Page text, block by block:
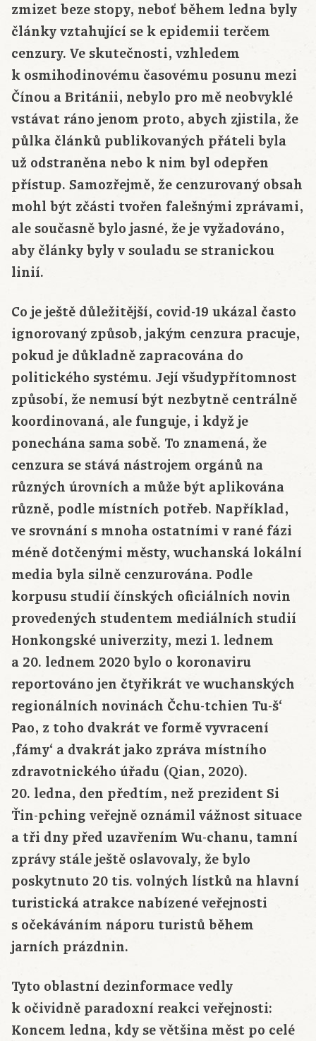
zmizet beze stopy, neboť během ledna byly
články vztahující se k epidemii terčem
cenzury. Ve skutečnosti, vzhledem
k osmihodinovému časovému posunu mezi
Čínou a Británii, nebylo pro mě neobvyklé
vstávat ráno jenom proto, abych zjistila, že
půlka článků publikovaných přáteli byla
už odstraněna nebo k nim byl odepřen
přístup. Samozřejmě, že cenzurovaný obsah
mohl být zčásti tvořen falešnými zprávami,
ale současně bylo jasné, že je vyžadováno,
aby články byly v souladu se stranickou
linií.
Co je ještě důležitější, covid-19 ukázal často
ignorovaný způsob, jakým cenzura pracuje,
pokud je důkladně zapracována do
politického systému. Její všudypřítomnost
způsobí, že nemusí být nezbytně centrálně
koordinovaná, ale funguje, i když je
ponechána sama sobě. To znamená, že
cenzura se stává nástrojem orgánů na
různých úrovních a může být aplikována
různě, podle místních potřeb. Například,
ve srovnání s mnoha ostatními v rané fázi
méně dotčenými městy, wuchanská lokální
media byla silně cenzurována. Podle
korpusu studií čínských oficiálních novin
provedených studentem mediálních studií
Honkongské univerzity, mezi 1. lednem
a 20. lednem 2020 bylo o koronaviru
reportováno jen čtyřikrát ve wuchanských
regionálních novinách Čchu-tchien Tu-š‘
Pao, z toho dvakrát ve formě vyvracení
‚fámy‘ a dvakrát jako zpráva místního
zdravotnického úřadu (Qian, 2020).
20. ledna, den předtím, než prezident Si
Ťin-pching veřejně oznámil vážnost situace
a tři dny před uzavřením Wu-chanu, tamní
zprávy stále ještě oslavovaly, že bylo
poskytnuto 20 tis. volných lístků na hlavní
turistická atrakce nabízené veřejnosti
s očekáváním náporu turistů během
jarních prázdnin.
Tyto oblastní dezinformace vedly
k očividně paradoxní reakci veřejnosti:
Koncem ledna, kdy se většina měst po celé